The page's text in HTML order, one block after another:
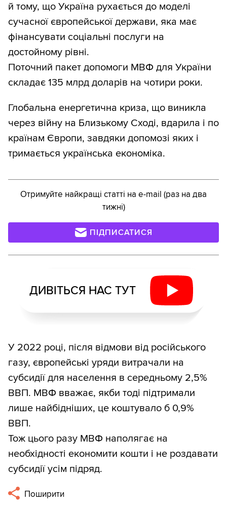
й тому, що Україна рухається до моделі
сучасної європейської держави, яка має
фінансувати соціальні послуги на
достойному рівні.
Поточний пакет допомоги МВФ для України
складає 135 млрд доларів на чотири роки.
Глобальна енергетична криза, що виникла
через війну на Близькому Сході, вдарила і по
країнам Європи, завдяки допомозі яких і
тримається українська економіка.
Отримуйте найкращі статті на e-mail (раз на два
тижні)
ПІДПИСАТИСЯ
ДИВІТЬСЯ НАС ТУТ
У 2022 році, після відмови від російського
газу, європейські уряди витрачали на
субсидії для населення в середньому 2,5%
ВВП. МВФ вважає, якби тоді підтримали
лише найбідніших, це коштувало б 0,9%
ВВП.
Тож цього разу МВФ наполягає на
необхідності економити кошти і не роздавати
субсидії усім підряд.
Поширити